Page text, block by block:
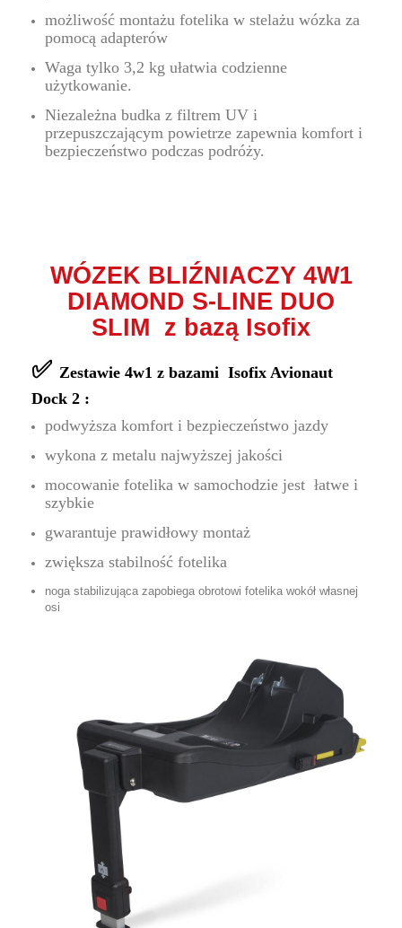
możliwość montażu fotelika w stelażu wózka za
pomocą adapterów
Waga tylko 3,2 kg ułatwia codzienne
użytkowanie.
Niezależna budka z filtrem UV i
przepuszczającym powietrze zapewnia komfort i
bezpieczeństwo podczas podróży.
WÓZEK BLIŹNIACZY 4W1
DIAMOND S-LINE DUO
SLIM z bazą Isofix
✅ Zestawie 4w1 z bazami Isofix Avionaut
Dock 2 :
podwyższa komfort i bezpieczeństwo jazdy
wykona z metalu najwyższej jakości
mocowanie fotelika w samochodzie jest łatwe i
szybkie
gwarantuje prawidłowy montaż
zwiększa stabilność fotelika
noga stabilizująca zapobiega obrotowi fotelika wokół własnej
osi